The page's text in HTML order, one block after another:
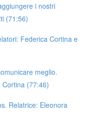
i nostri
(71:56)
Federica Cortina e
meglio.
(77:46)
Relatrice: Eleonora